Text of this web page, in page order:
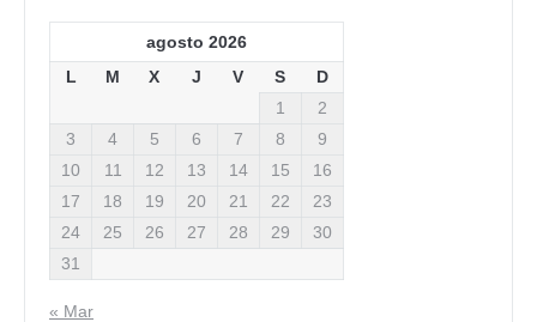
agosto 2026
L
M X J V S
D
1
2
3
4 5 6 7 8
9
10
11 12 13 14 15
16
17
18 19 20 21 22
23
24
25 26 27 28 29
30
31
« Mar